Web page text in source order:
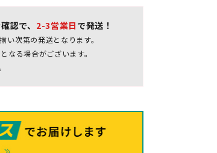
認で、 2-3営業日 で発送！
次第の発送となります。
る場合がございます。